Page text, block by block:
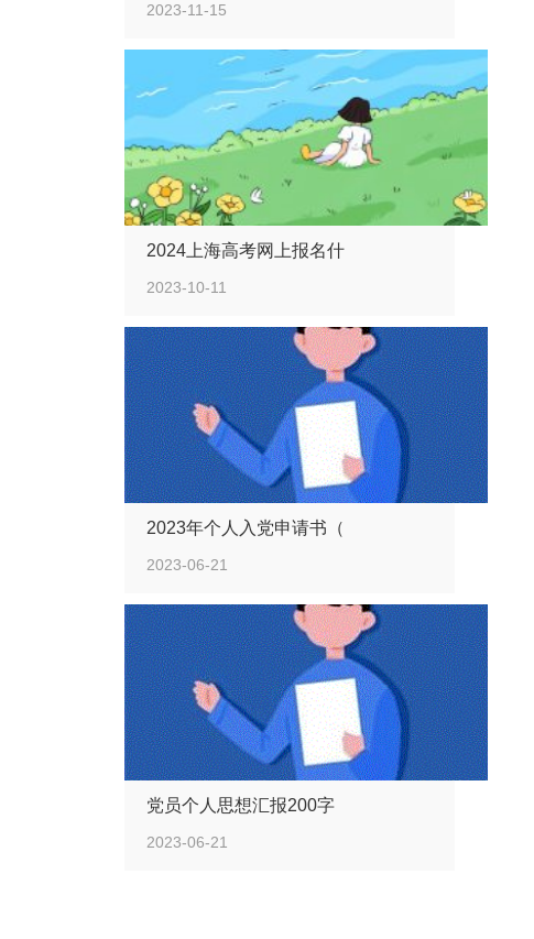
2023-11-15
2024上海高考网上报名什
2023-10-11
2023年个人入党申请书（
2023-06-21
党员个人思想汇报200字
2023-06-21